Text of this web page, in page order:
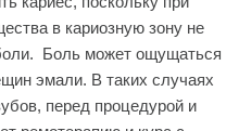
в кариозную зону не
Боль может ощущаться
эмали. В таких случаях
перед процедурой и